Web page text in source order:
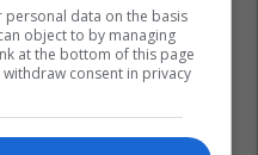
personal data on the basis
object to by managing
at the bottom of this page
consent in privacy